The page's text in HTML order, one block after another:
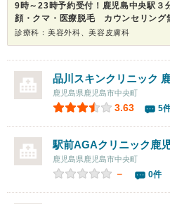
9時～23時予約受付！鹿児島中央駅３
顔・クマ・医療脱毛 カウンセリング
診療科：美容外科、美容皮膚科
品川スキンクリニック
鹿児島県鹿児島市中央町
3.63 5
駅前AGAクリニック鹿
鹿児島県鹿児島市中央町
－ 0件